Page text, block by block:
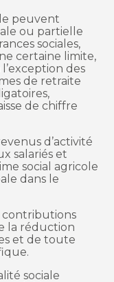
peuvent
ou partielle
sociales,
certaine limite,
l’exception des
de retraite
de chiffre
d’activité
salariés et
social agricole
dans le
contributions
la réduction
et de toute
sociale